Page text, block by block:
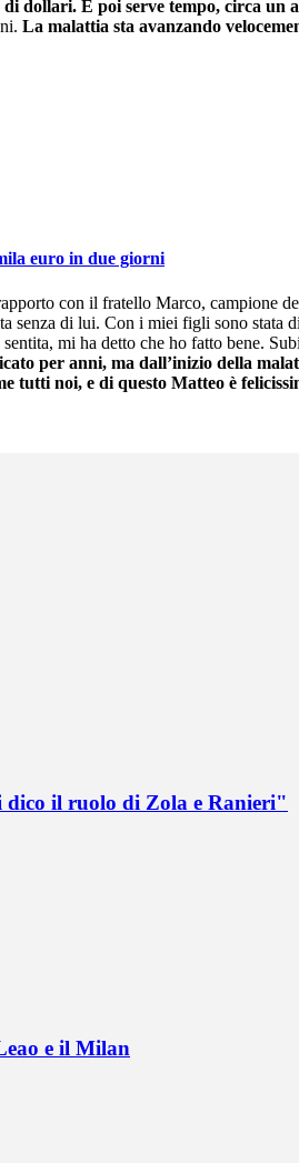
dollari. E poi serve tempo, circa un
La malattia sta avanzando
euro in due giorni
con il fratello Marco, campione
senza di lui. Con i miei figli sono
mi ha detto che ho fatto bene.
per anni, ma dall’inizio della
tutti noi, e di questo Matteo è
dico il ruolo di Zola e Ranieri"
e il Milan